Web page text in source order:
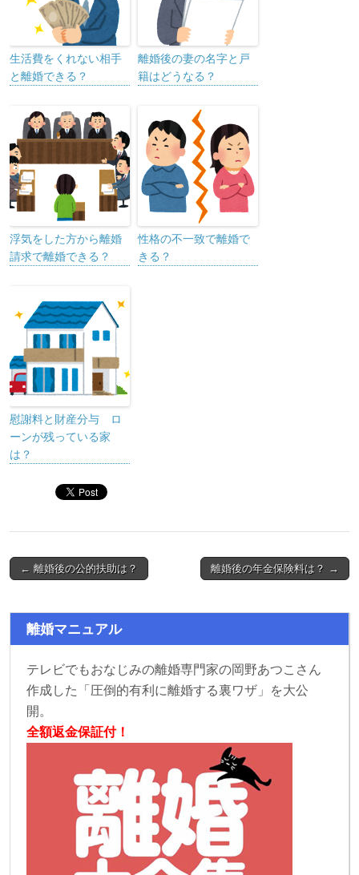
生活費をくれない相手
と離婚できる？
離婚後の妻の名字と戸
籍はどうなる？
浮気をした方から離婚
請求で離婚できる？
性格の不一致で離婚で
きる？
慰謝料と財産分与 ロ
ーンが残っている家
は？
Post navigation
← 離婚後の公的扶助は？ 離婚後の年金保険料は？ →
離婚マニュアル
テレビでもおなじみの離婚専門家の岡野あつこさん
作成した「圧倒的有利に離婚する裏ワザ」を大公
開。
全額返金保証付！